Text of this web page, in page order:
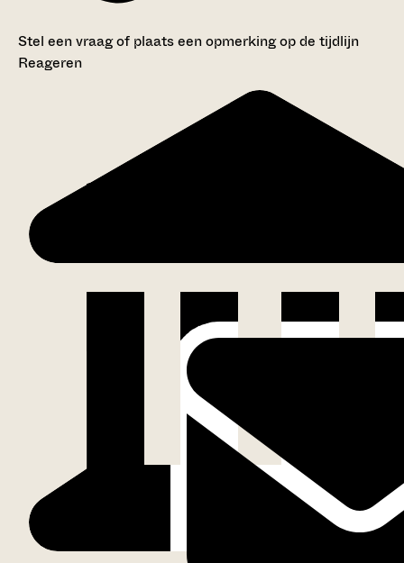
Stel een vraag of plaats een opmerking op de tijdlijn
Reageren